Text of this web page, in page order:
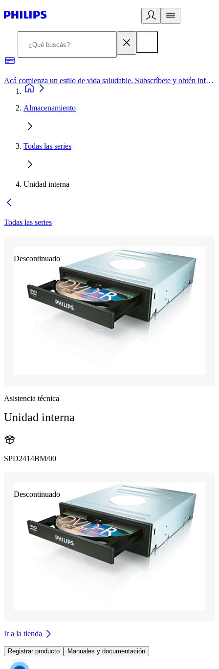
Acá comienza un estilo de vida saludable. Subscríbete y obtén información de primera mano
Almacenamiento
Todas las series
Unidad interna
Todas las series
Descontinuado
Asistencia técnica
Unidad interna
SPD2414BM/00
Descontinuado
Ir a la tienda
Registrar producto Manuales y documentación